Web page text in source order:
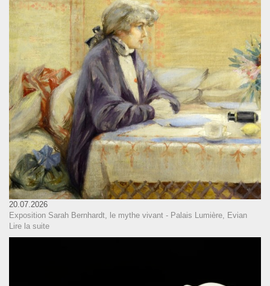
20.07.2026
Exposition Sarah Bernhardt, le mythe vivant - Palais Lumière, Evian
Lire la suite